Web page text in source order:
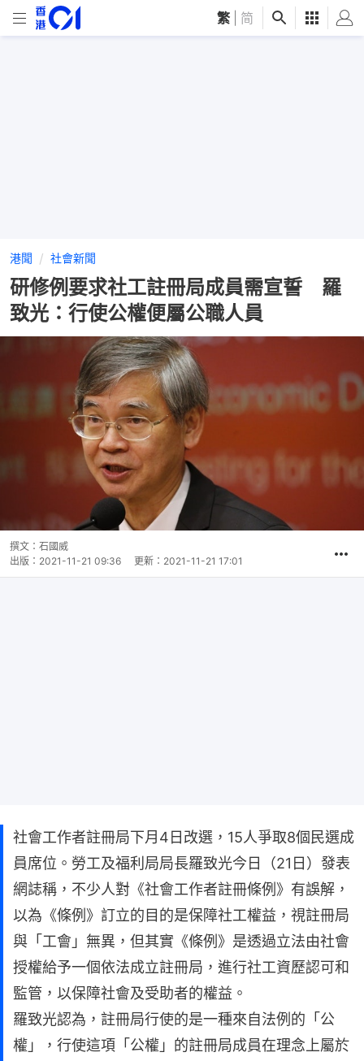
繁 简
港聞 社會新聞
研修例要求社工註冊局成員需宣誓 羅
致光：行使公權便屬公職人員
撰文： 石國威
出版： 2021-11-21 09:36 更新： 2021-11-21 17:01
社會工作者註冊局下月4日改選，15人爭取8個民選成
員席位。勞工及福利局局長羅致光今日（21日）發表
網誌稱，不少人對《社會工作者註冊條例》有誤解，
以為《條例》訂立的目的是保障社工權益，視註冊局
與「工會」無異，但其實《條例》是透過立法由社會
授權給予一個依法成立註冊局，進行社工資歷認可和
監管，以保障社會及受助者的權益。
羅致光認為，註冊局行使的是一種來自法例的「公
權」，行使這項「公權」的註冊局成員在理念上屬於